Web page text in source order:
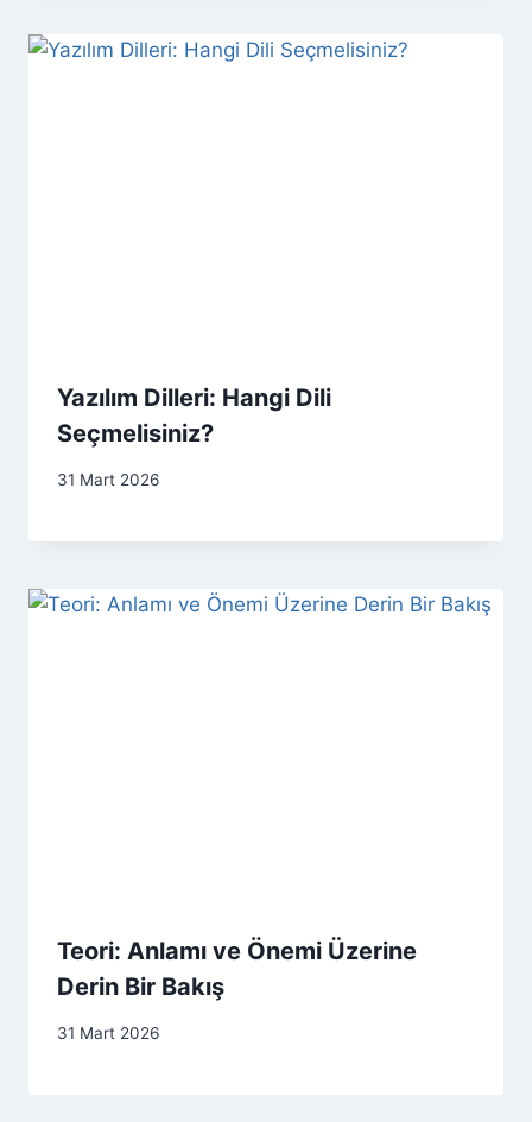
Yazılım Dilleri: Hangi Dili
Seçmelisiniz?
31 Mart 2026
Teori: Anlamı ve Önemi Üzerine
Derin Bir Bakış
31 Mart 2026